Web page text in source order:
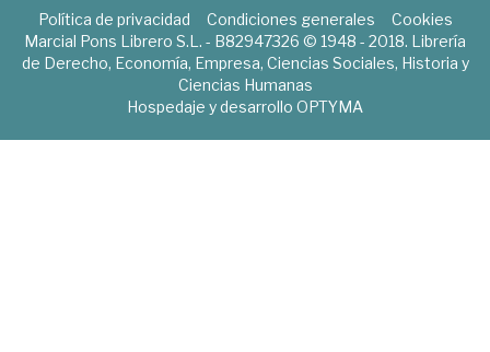
Política de privacidad Condiciones generales
Cookies
Marcial Pons Librero S.L. - B82947326 © 1948 - 2018. Librería
de Derecho, Economía, Empresa, Ciencias Sociales, Historia y
Ciencias Humanas
Hospedaje y desarrollo OPTYMA